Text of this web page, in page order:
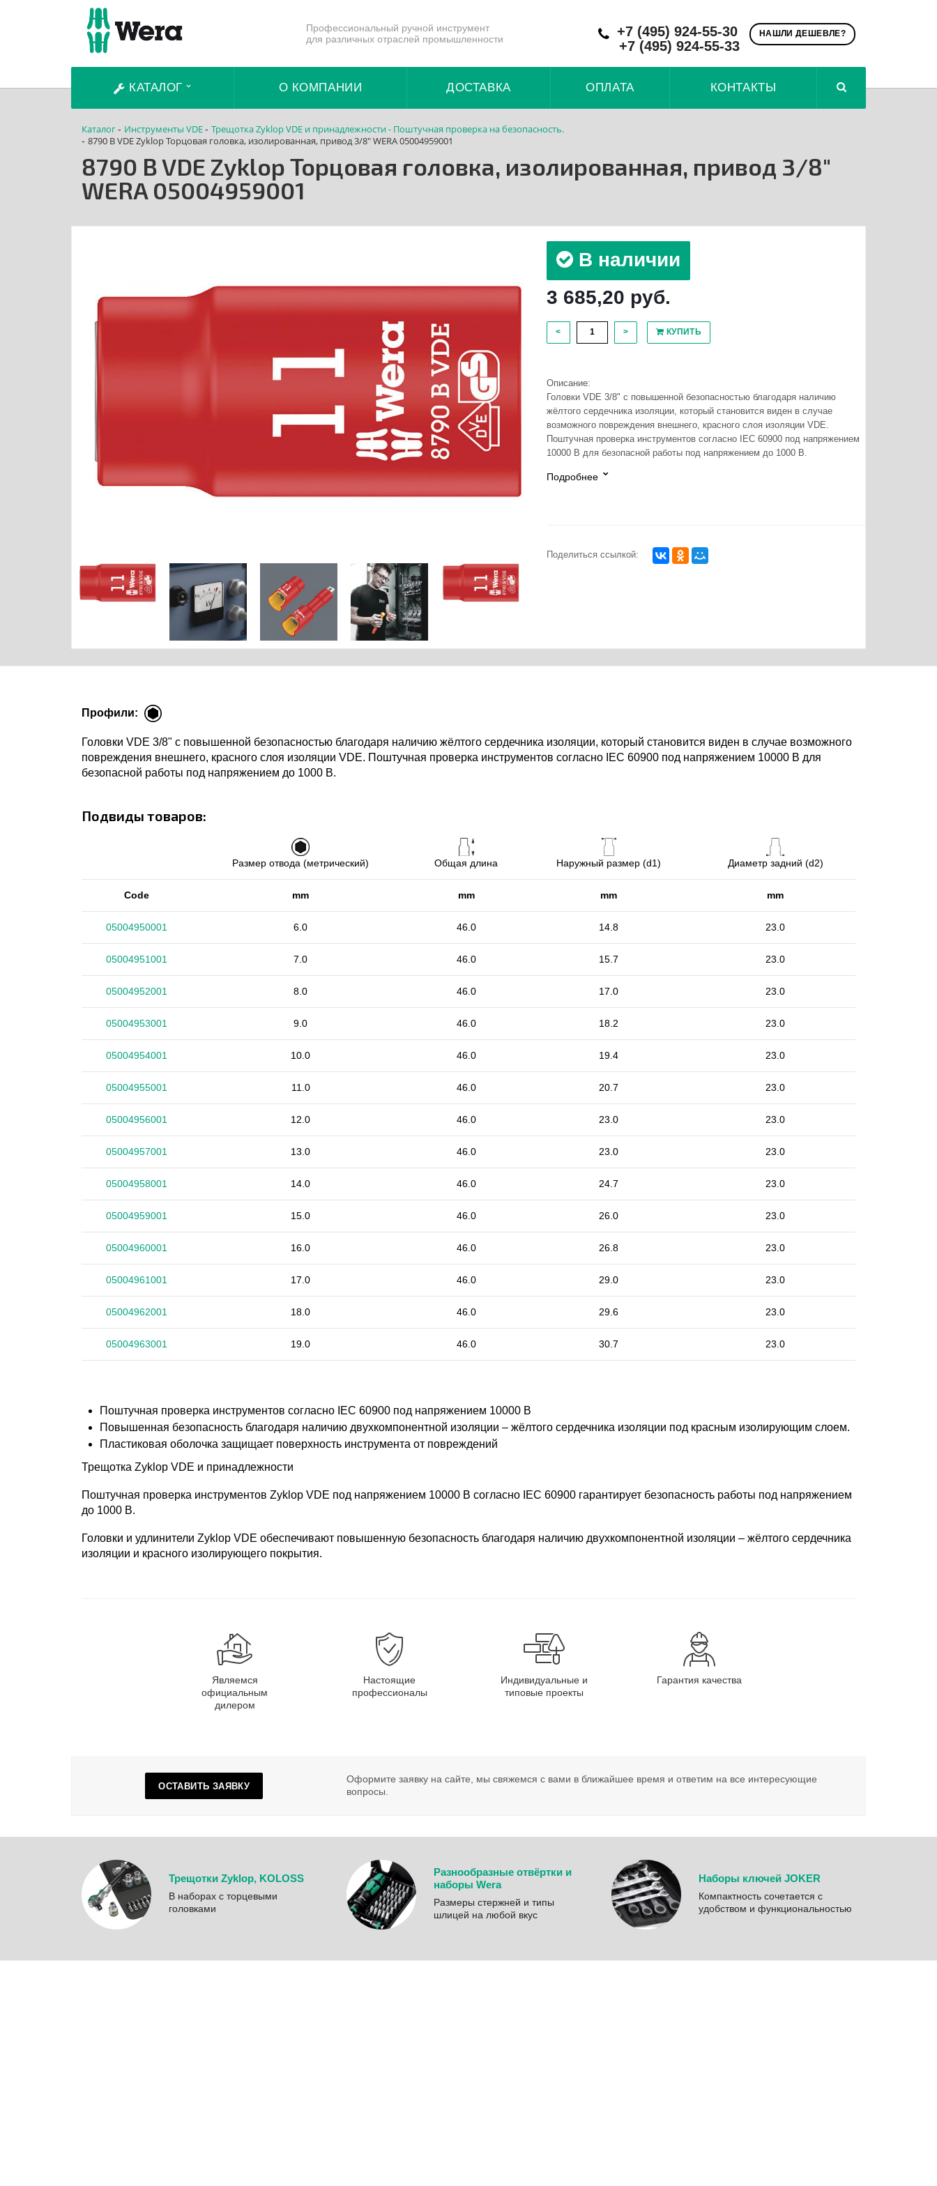
Профессиональный ручной инструмент
для различных отраслей промышленности
НАШЛИ ДЕШЕВЛЕ?
+7 (495) 924-55-30
+7 (495) 924-55-33
КАТАЛОГ О КОМПАНИИ ДОСТАВКА ОПЛАТА КОНТАКТЫ
Каталог- Инструменты VDE- Трещотка Zyklop VDE и принадлежности - Поштучная проверка на безопасность.
- 8790 B VDE Zyklop Торцовая головка, изолированная, привод 3/8" WERA 05004959001
8790 B VDE Zyklop Торцовая головка, изолированная, привод 3/8"
WERA 05004959001
В наличии
3 685,20 руб.
< > КУПИТЬ
Описание:
Головки VDE 3/8" с повышенной безопасностью благодаря наличию
жёлтого сердечника изоляции, который становится виден в случае
возможного повреждения внешнего, красного слоя изоляции VDE.
Поштучная проверка инструментов согласно IEC 60900 под напряжением
10000 В для безопасной работы под напряжением до 1000 В.
Подробнее
Поделиться ссылкой:
Профили:
Головки VDE 3/8" с повышенной безопасностью благодаря наличию жёлтого сердечника изоляции, который становится виден в случае возможного
повреждения внешнего, красного слоя изоляции VDE. Поштучная проверка инструментов согласно IEC 60900 под напряжением 10000 В для
безопасной работы под напряжением до 1000 В.
Подвиды товаров:
Размер отвода (метрический) Общая длина Наружный размер (d1) Диаметр задний (d2)
Code mm mm mm mm
05004950001 6.0 46.0 14.8 23.0
05004951001 7.0 46.0 15.7 23.0
05004952001 8.0 46.0 17.0 23.0
05004953001 9.0 46.0 18.2 23.0
05004954001 10.0 46.0 19.4 23.0
05004955001 11.0 46.0 20.7 23.0
05004956001 12.0 46.0 23.0 23.0
05004957001 13.0 46.0 23.0 23.0
05004958001 14.0 46.0 24.7 23.0
05004959001 15.0 46.0 26.0 23.0
05004960001 16.0 46.0 26.8 23.0
05004961001 17.0 46.0 29.0 23.0
05004962001 18.0 46.0 29.6 23.0
05004963001 19.0 46.0 30.7 23.0
Поштучная проверка инструментов согласно IEC 60900 под напряжением 10000 В
Повышенная безопасность благодаря наличию двухкомпонентной изоляции – жёлтого сердечника изоляции под красным изолирующим слоем.
Пластиковая оболочка защищает поверхность инструмента от повреждений
Трещотка Zyklop VDE и принадлежности
Поштучная проверка инструментов Zyklop VDE под напряжением 10000 В согласно IEC 60900 гарантирует безопасность работы под напряжением
до 1000 В.
Головки и удлинители Zyklop VDE обеспечивают повышенную безопасность благодаря наличию двухкомпонентной изоляции – жёлтого сердечника
изоляции и красного изолирующего покрытия.
Являемся
официальным
дилером
Настоящие
профессионалы
Индивидуальные и
типовые проекты
Гарантия качества
ОСТАВИТЬ ЗАЯВКУ
Оформите заявку на сайте, мы свяжемся с вами в ближайшее время и ответим на все интересующие
вопросы.
Трещотки Zyklop, KOLOSS
B наборах с торцевыми
головками
Разнообразные отвёртки и
наборы Wera
Размеры стержней и типы
шлицей на любой вкус
Наборы ключей JOKER
Компактность сочетается с
удобством и функциональностью